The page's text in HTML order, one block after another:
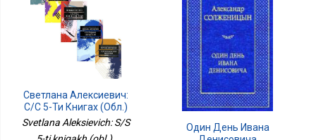
Светлана Алексиевич:
С/С 5-Ти Книгах (обл.)
Svetlana Aleksievich: S/S
Один День Ивана